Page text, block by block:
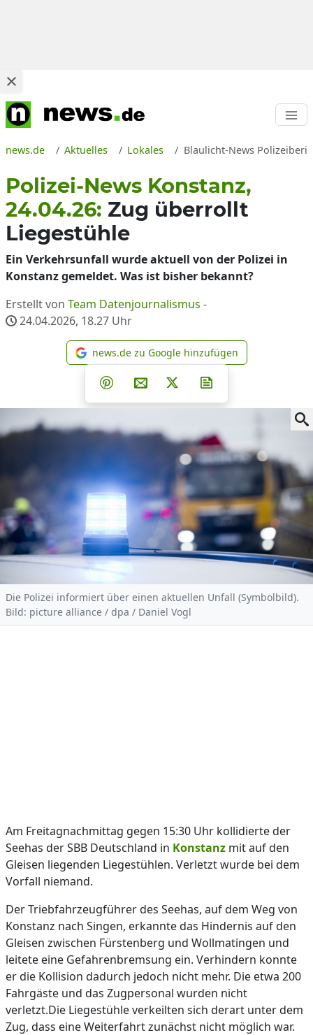
news.de Aktuelles Lokales Blaulicht-News
Polizei-News Konstanz,
24.04.26: Zug überrollt
Liegestühle
Ein Verkehrsunfall wurde aktuell von der Polizei in
Konstanz gemeldet. Was ist bisher bekannt?
Erstellt von Team Datenjournalismus -
24.04.2026, 18.27 Uhr
news.de zu Google
news.de zu Google hinzufügen
Teilen auf Facebook
Teilen auf Whatsapp
Teilen auf Telegram
Teilen auf Pinterest
Per E-Mail teilen
Post auf X
Die Polizei informiert über einen aktuellen Unfall (Symbolbild).
Bild: picture alliance / dpa / Daniel Vogl
Am Freitagnachmittag gegen 15:30 Uhr kollidierte der
Seehas der SBB Deutschland in Konstanz mit auf den
Gleisen liegenden Liegestühlen. Verletzt wurde bei dem
Vorfall niemand.
Der Triebfahrzeugführer des Seehas, auf dem Weg von
Konstanz nach Singen, erkannte das Hindernis auf den
Gleisen zwischen Fürstenberg und Wollmatingen und
leitete eine Gefahrenbremsung ein. Verhindern konnte
er die Kollision dadurch jedoch nicht mehr. Die etwa 200
Fahrgäste und das Zugpersonal wurden nicht
verletzt.Die Liegestühle verkeilten sich derart unter dem
Zug, dass eine Weiterfahrt zunächst nicht möglich war.